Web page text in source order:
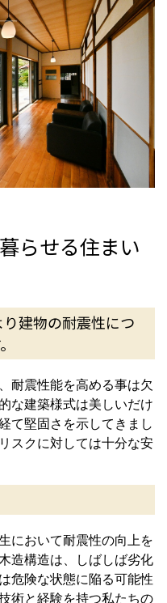
らせる住まい
建物の耐震性につ
耐震性能を高める事は欠
な建築様式は美しいだけ
て堅固さを示してきまし
スクに対しては十分な安
において耐震性の向上を
造構造は、しばしば劣化
危険な状態に陥る可能性
術と経験を持つ私たちの